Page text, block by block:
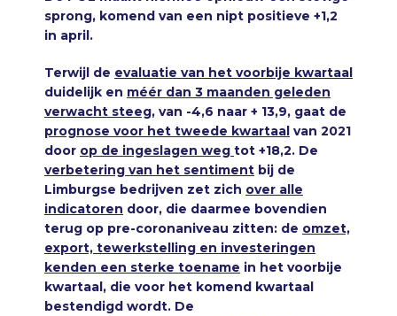
sprong, komend van een nipt positieve +1,2
in april.
Terwijl de evaluatie van het voorbije kwartaal
duidelijk en méér dan 3 maanden geleden
verwacht steeg, van -4,6 naar + 13,9, gaat de
prognose voor het tweede kwartaal van 2021
door op de ingeslagen weg tot +18,2. De
verbetering van het sentiment bij de
Limburgse bedrijven zet zich over alle
indicatoren door, die daarmee bovendien
terug op pre-coronaniveau zitten: de omzet,
export, tewerkstelling en investeringen
kenden een sterke toename in het voorbije
kwartaal, die voor het komend kwartaal
bestendigd wordt. De